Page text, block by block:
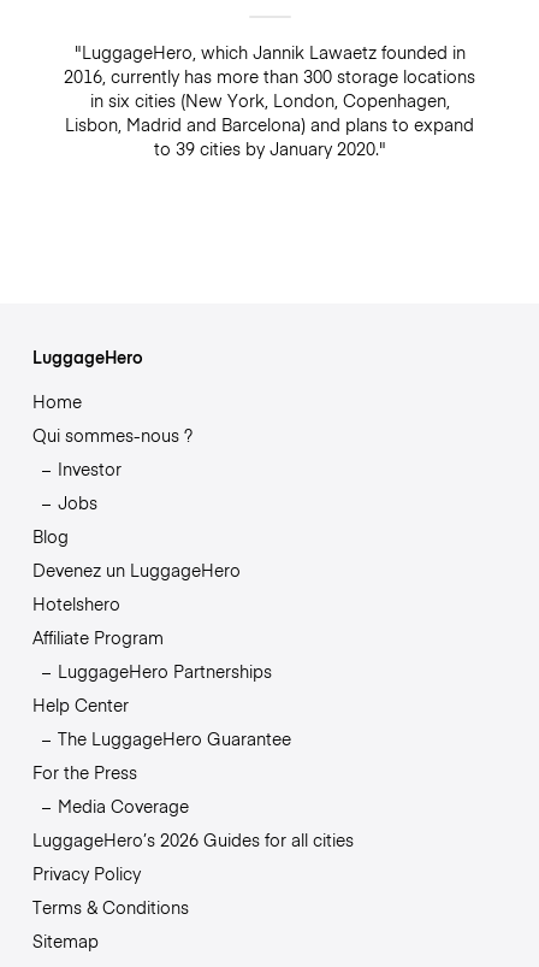
"LuggageHero, which Jannik Lawaetz founded in
2016, currently has more than 300 storage locations
in six cities (New York, London, Copenhagen,
Lisbon, Madrid and Barcelona) and plans to expand
to 39 cities by January 2020."
LuggageHero
Home
Qui sommes-nous ?
Investor
Jobs
Blog
Devenez un LuggageHero
Hotelshero
Affiliate Program
LuggageHero Partnerships
Help Center
The LuggageHero Guarantee
For the Press
Media Coverage
LuggageHero’s 2026 Guides for all cities
Privacy Policy
Terms & Conditions
Sitemap